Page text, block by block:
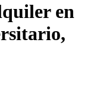
en